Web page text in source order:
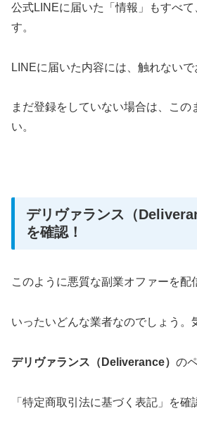
公式LINEに届いた「情報」もすべ
す。
LINEに届いた内容には、触れないで
まだ登録をしていない場合は、この
い。
デリヴァランス（
を確認！
このように悪質な副業オファーを配
いったいどんな業者なのでしょう。
デリヴァランス（Deliverance） の
「特定商取引法に基づく表記」を確